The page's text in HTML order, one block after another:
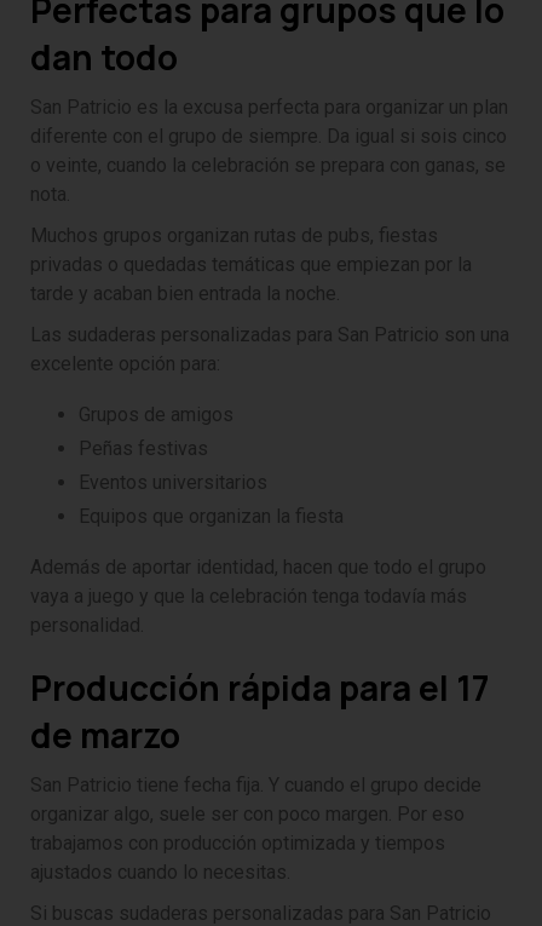
Perfectas para grupos que lo
dan todo
San Patricio es la excusa perfecta para organizar un plan
diferente con el grupo de siempre. Da igual si sois cinco
o veinte, cuando la celebración se prepara con ganas, se
nota.
Muchos grupos organizan rutas de pubs, fiestas
privadas o quedadas temáticas que empiezan por la
tarde y acaban bien entrada la noche.
Las sudaderas personalizadas para San Patricio son una
excelente opción para:
Grupos de amigos
Peñas festivas
Eventos universitarios
Equipos que organizan la fiesta
Además de aportar identidad, hacen que todo el grupo
vaya a juego y que la celebración tenga todavía más
personalidad.
Producción rápida para el 17
de marzo
San Patricio tiene fecha fija. Y cuando el grupo decide
organizar algo, suele ser con poco margen. Por eso
trabajamos con producción optimizada y tiempos
ajustados cuando lo necesitas.
Si buscas sudaderas personalizadas para San Patricio